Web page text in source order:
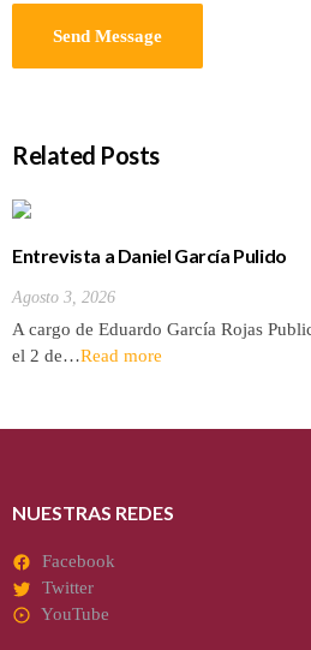
Related Posts
Entrevista a Daniel García Pulido
Agosto 3, 2026
A cargo de Eduardo García Rojas
el 2 de…Read more
NUESTRAS REDES
Facebook
Twitter
YouTube